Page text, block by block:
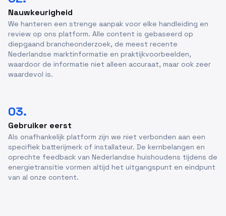
Nauwkeurigheid
We hanteren een strenge aanpak voor elke handleiding en
review op ons platform. Alle content is gebaseerd op
diepgaand brancheonderzoek, de meest recente
Nederlandse marktinformatie en praktijkvoorbeelden,
waardoor de informatie niet alleen accuraat, maar ook zeer
waardevol is.
03.
Gebruiker eerst
Als onafhankelijk platform zijn we niet verbonden aan een
specifiek batterijmerk of installateur. De kernbelangen en
oprechte feedback van Nederlandse huishoudens tijdens de
energietransitie vormen altijd het uitgangspunt en eindpunt
van al onze content.